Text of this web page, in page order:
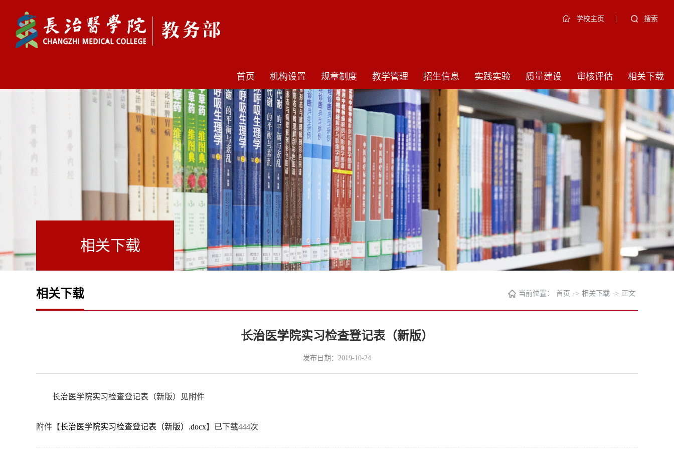
学校主页 | 搜索
首页 机构设置 规章制度 教学管理 招生信息 实践实验 质量建设 审核评估 相关下载
相关下载
相关下载 当前位置： 首页 -> 相关下载 -> 正文
长治医学院实习检查登记表（新版）
发布日期：2019-10-24
长治医学院实习检查登记表（新版）见附件
附件【长治医学院实习检查登记表（新版）.docx】已下载444次